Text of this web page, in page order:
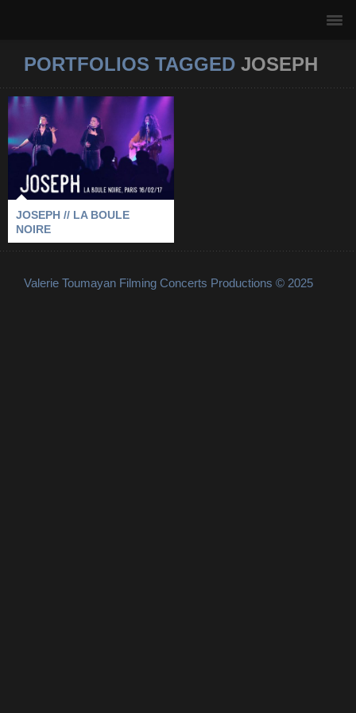
PORTFOLIOS TAGGED JOSEPH
JOSEPH // LA BOULE
NOIRE
2017 JOSEPH- LA BOULE NOIRE-
PARIS
JOSEPH // LA BOULE
NOIRE
Valerie Toumayan Filming Concerts Productions © 2025